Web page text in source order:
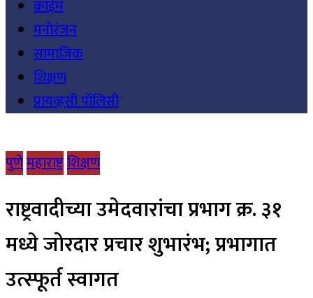
क्राईम
मनोरंजन
सामाजिक
शिक्षण
प्रायव्हसी पॉलिसी
पुणेमहाराष्ट्रशिक्षण
राष्ट्रवादीच्या उमेदवारांचा प्रभाग क्र. ३१
मध्ये जोरदार प्रचार शुभारंभ; प्रभागात
उत्स्फूर्त स्वागत